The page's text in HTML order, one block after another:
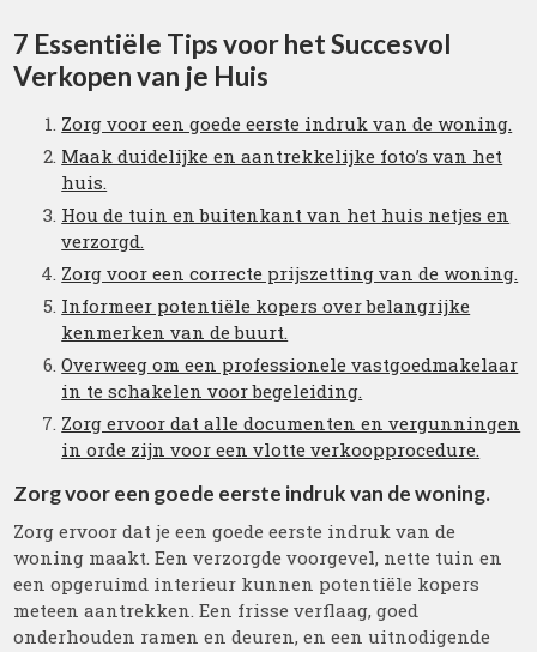
7 Essentiële Tips voor het Succesvol
Verkopen van je Huis
Zorg voor een goede eerste indruk van de woning.
Maak duidelijke en aantrekkelijke foto’s van het
huis.
Hou de tuin en buitenkant van het huis netjes en
verzorgd.
Zorg voor een correcte prijszetting van de woning.
Informeer potentiële kopers over belangrijke
kenmerken van de buurt.
Overweeg om een professionele vastgoedmakelaar
in te schakelen voor begeleiding.
Zorg ervoor dat alle documenten en vergunningen
in orde zijn voor een vlotte verkoopprocedure.
Zorg voor een goede eerste indruk van de woning.
Zorg ervoor dat je een goede eerste indruk van de
woning maakt. Een verzorgde voorgevel, nette tuin en
een opgeruimd interieur kunnen potentiële kopers
meteen aantrekken. Een frisse verflaag, goed
onderhouden ramen en deuren, en een uitnodigende